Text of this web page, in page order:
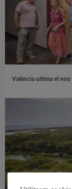
València ultima el